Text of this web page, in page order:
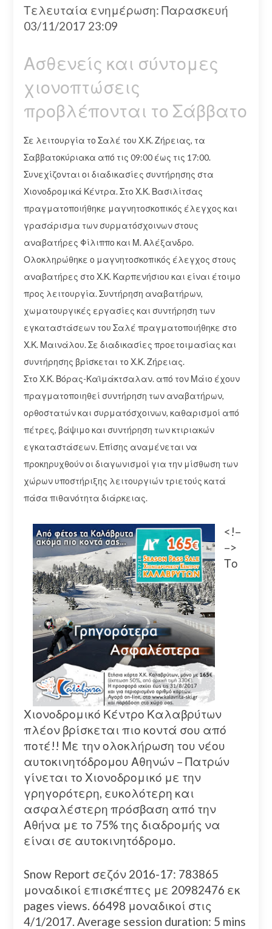
Τελευταία ενημέρωση: Παρασκευή
03/11/2017 23:09
Ασθενείς και σύντομες
χιονοπτώσεις
προβλέπονται το Σάββατο
Σε λειτουργία το Σαλέ του Χ.Κ. Ζήρειας, τα
Σαββατοκύριακα από τις 09:00 έως τις 17:00.
Συνεχίζονται οι διαδικασίες συντήρησης στα
Χιονοδρομικά Κέντρα. Στο Χ.Κ. Βασιλίτσας
πραγματοποιήθηκε μαγνητοσκοπικός έλεγχος και
γρασάρισμα των συρματόσχοινων στους
αναβατήρες Φίλιππο και Μ. Αλέξανδρο.
Ολοκληρώθηκε ο μαγνητοσκοπικός έλεγχος στους
αναβατήρες στο Χ.Κ. Καρπενήσιου και είναι έτοιμο
προς λειτουργία. Συντήρηση αναβατήρων,
χωματουργικές εργασίες και συντήρηση των
εγκαταστάσεων του Σαλέ πραγματοποιήθηκε στο
Χ.Κ. Μαινάλου. Σε διαδικασίες προετοιμασίας και
συντήρησης βρίσκεται το Χ.Κ. Ζήρειας.
Στο Χ.Κ. Βόρας-Καϊμάκτσαλαν. από τον Μάιο έχουν
πραγματοποιηθεί συντήρηση των αναβατήρων,
ορθοστατών και συρματόσχοινων, καθαρισμοί από
πέτρες, βάψιμο και συντήρηση των κτιριακών
εγκαταστάσεων. Επίσης αναμένεται να
προκηρυχθούν οι διαγωνισμοί για την μίσθωση των
χώρων υποστήριξης λειτουργιών τριετούς κατά
πάσα πιθανότητα διάρκειας.
<!–
–>
Το
Χιονοδρομικό Κέντρο Καλαβρύτων
πλέον βρίσκεται πιο κοντά σου από
ποτέ!! Με την ολοκλήρωση του νέου
αυτοκινητόδρομου Αθηνών – Πατρών
γίνεται το Χιονοδρομικό με την
γρηγορότερη, ευκολότερη και
ασφαλέστερη πρόσβαση από την
Αθήνα με το 75% της διαδρομής να
είναι σε αυτοκινητόδρομο.
Snow Report σεζόν 2016-17: 783865
μοναδικοί επισκέπτες με 20982476 εκ
pages views. 66498 μοναδικοί στις
4/1/2017. Average session duration: 5 mins